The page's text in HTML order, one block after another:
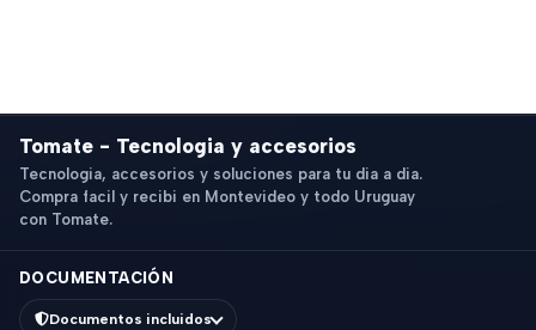
Tomate - Tecnologia y accesorios
Tecnologia, accesorios y soluciones para tu dia a dia.
Compra facil y recibi en Montevideo y todo Uruguay
con Tomate.
DOCUMENTACIÓN
Documentos incluidos